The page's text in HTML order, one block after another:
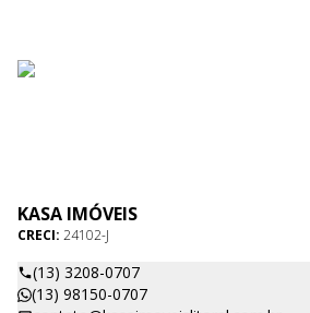
KASA IMÓVEIS
CRECI: 24102-J
(13) 3208-0707
(13) 98150-0707